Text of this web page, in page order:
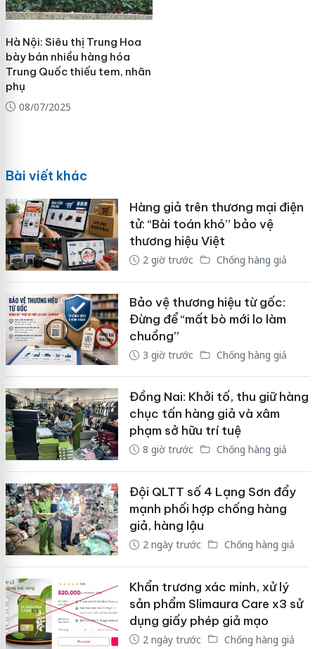
Hà Nội: Siêu thị Trung Hoa
bày bán nhiều hàng hóa
Trung Quốc thiếu tem, nhãn
phụ
08/07/2025
Bài viết khác
Hàng giả trên thương mại điện
tử: “Bài toán khó” bảo vệ
thương hiệu Việt
2 giờ trước Chống hàng giả
Bảo vệ thương hiệu từ gốc:
Đừng để “mất bò mới lo làm
chuồng”
3 giờ trước Chống hàng giả
Đồng Nai: Khởi tố, thu giữ hàng
chục tấn hàng giả và xâm
phạm sở hữu trí tuệ
8 giờ trước Chống hàng giả
Đội QLTT số 4 Lạng Sơn đẩy
mạnh phối hợp chống hàng
giả, hàng lậu
2 ngày trước Chống hàng giả
Khẩn trương xác minh, xử lý
sản phẩm Slimaura Care x3 sử
dụng giấy phép giả mạo
2 ngày trước Chống hàng giả